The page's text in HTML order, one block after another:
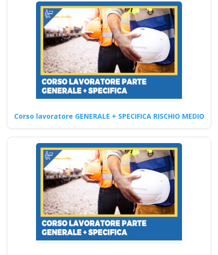
Quali sono le strategie per
promuovere la diversità e
l'inclusione nella gestione…
Continua
soccorso e
prevenzione dei
rischi Nuovo accordo
stato regioni 2025
nuovi codici ateco
corso formatori
lavoratori datore
parte base generale
haccp prima
Corso lavoratore GENERALE + SPECIFICA RISCHIO MEDIO